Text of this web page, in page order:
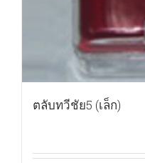
ตลับทวีชัย5 (เล็ก)